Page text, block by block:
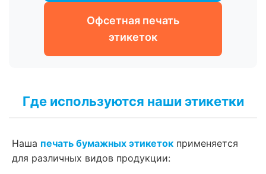
Офсетная печать
этикеток
Где используются наши этикетки
Наша печать бумажных этикеток применяется
для различных видов продукции: